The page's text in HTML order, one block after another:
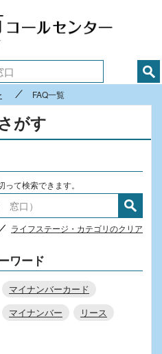
FAQ一覧
がす
て検索できます。
ライフステージ・カテゴリのクリア
ワード
マイナンバーカード
マイナンバー
リース